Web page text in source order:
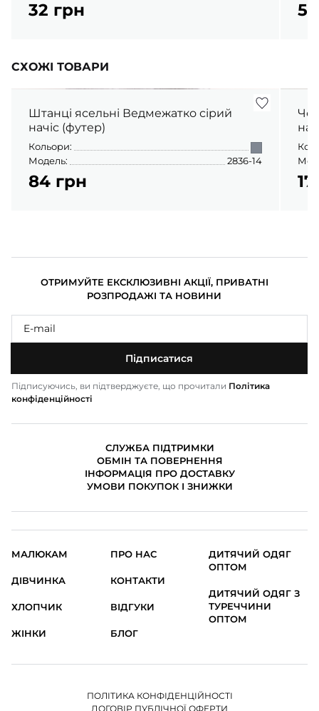
32 грн
СХОЖІ ТОВАРИ
Штанці ясельні Ведмежатко сірий
начіс (футер)
Кольори:
Модель:
2836-14
84 грн
ОТРИМУЙТЕ ЕКСКЛЮЗИВНІ АКЦІЇ, ПРИВАТНІ
РОЗПРОДАЖІ ТА НОВИНИ
Підписатися
Підписуючись, ви підтверджуєте, що прочитали Політика
конфіденційності
СЛУЖБА ПІДТРИМКИ
ОБМІН ТА ПОВЕРНЕННЯ
ІНФОРМАЦІЯ ПРО ДОСТАВКУ
УМОВИ ПОКУПОК І ЗНИЖКИ
МАЛЮКАМ
ДІВЧИНКА
ХЛОПЧИК
ЖІНКИ
ПРО НАС
КОНТАКТИ
ВІДГУКИ
БЛОГ
ДИТЯЧИЙ ОДЯГ
ОПТОМ
ДИТЯЧИЙ ОДЯГ З
ТУРЕЧЧИНИ
ОПТОМ
ПОЛІТИКА КОНФІДЕНЦІЙНОСТІ
ДОГОВІР ПУБЛІЧНОЇ ОФЕРТИ